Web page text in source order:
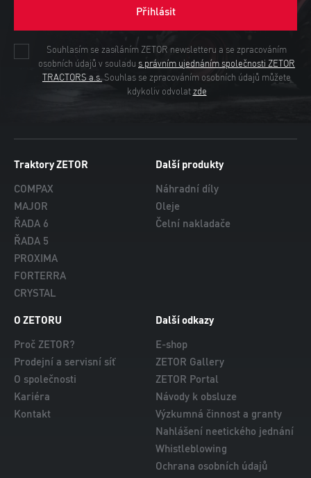
Přihlásit
Souhlasím se zasíláním ZETOR newsletteru a se zpracováním
osobních údajů v souladu s právním ujednáním společnosti ZETOR
TRACTORS a.s. Souhlas se zpracováním osobních údajů můžete
kdykoliv odvolat zde
Traktory ZETOR
COMPAX
MAJOR
ŘADA 6
ŘADA 5
PROXIMA
FORTERRA
CRYSTAL
Další produkty
Náhradní díly
Oleje
Čelní nakladače
O ZETORU
Proč ZETOR?
Prodejní a servisní síť
O společnosti
Kariéra
Kontakt
Další odkazy
E-shop
ZETOR Gallery
ZETOR Portal
Návody k obsluze
Výzkumná činnost a granty
Nahlášení neetického jednání
Whistleblowing
Ochrana osobních údajů